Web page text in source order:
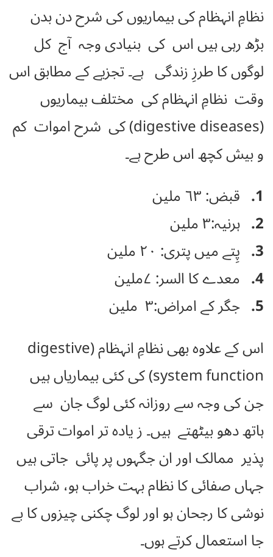
نظامِ انہظام کی بیماریوں کی شرح دن بدن
بڑھ رہی ہیں اس کی بنیادی وجہ آج کل
لوگوں کا طرزِ زندگی ہے۔ تجزیے کے مطابق اس
وقت نظامِ انہظام کی مختلف بیماریوں
(digestive diseases) کی شرح اموات کم
و بیش کچھ اس طرح ہے۔
1. قبض: ٦۳ ملین
2. ہرنیہ:۳ ملین
3. پِتے میں پتری: ٢۰ ملین
4. معدے کا السر: ۷ملین
5. جگر کے امراض:۳ ملین
اس کے علاوہ بھی نظامِ انہظام (digestive
system function) کی کئی بیماریاں ہیں
جن کی وجہ سے روزانہ کئی لوگ جان سے
ہاتھ دھو بیٹھتے ہیں۔ ز یادہ تر اموات ترقی
پذیر ممالک اور ان جگہوں پر پائی جاتی ہیں
جہاں صفائی کا نظام بہت خراب ہو، شراب
نوشی کا رجحان ہو اور لوگ چکنی چیزوں کا بے
جا استعمال کرتے ہوں۔